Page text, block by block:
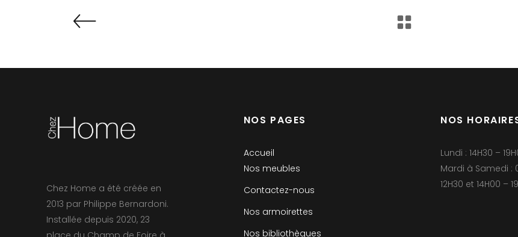
Chez Home a été créée en
2013 par Philippe Bernardoni.
Installée depuis 2020, 23
NOS PAGES
Accueil
Nos meubles
Contactez-nous
Nos armoirettes
Nos bibliothèques
NOS
Lundi : 14H30 –
Mardi à Samedi :
12H30 et 14H00 –